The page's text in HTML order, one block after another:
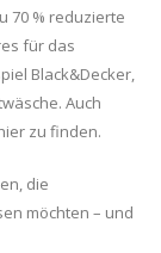
70 % reduzierte
für das
Black&Decker,
Auch
zu finden.
die
möchten – und